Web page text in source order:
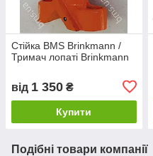
Стійка BMS Brinkmann /
Тримач лопаті Brinkmann
від 1 350 ₴
Купити
Подібні товари компанії